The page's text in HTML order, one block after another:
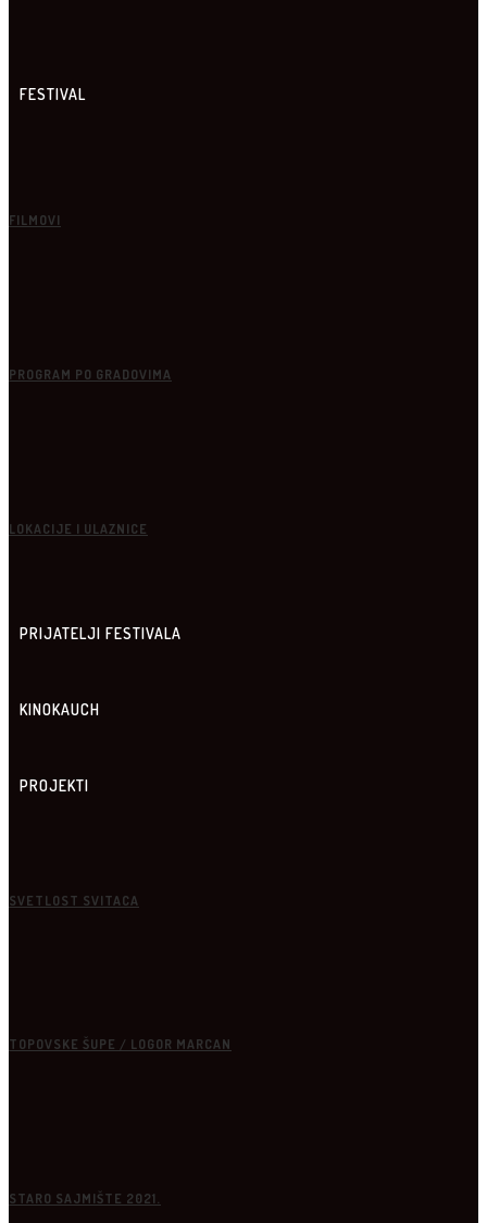
FESTIVAL
FILMOVI
PROGRAM PO GRADOVIMA
LOKACIJE I ULAZNICE
PRIJATELJI FESTIVALA
KINOKAUCH
PROJEKTI
SVETLOST SVITACA
TOPOVSKE ŠUPE / LOGOR MARCAN
STARO SAJMIŠTE 2021.